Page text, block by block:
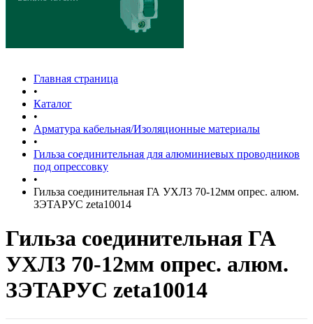
Главная страница
•
Каталог
•
Арматура кабельная/Изоляционные материалы
•
Гильза соединительная для алюминиевых проводников
под опрессовку
•
Гильза соединительная ГА УХЛ3 70-12мм опрес. алюм.
ЗЭТАРУС zeta10014
Гильза соединительная ГА
УХЛ3 70-12мм опрес. алюм.
ЗЭТАРУС zeta10014